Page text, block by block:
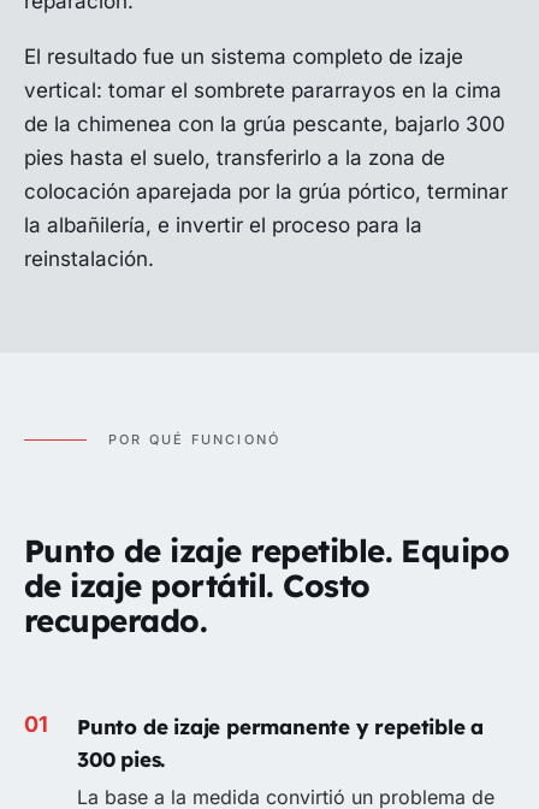
El resultado fue un sistema completo de izaje
vertical: tomar el sombrete pararrayos en la cima
de la chimenea con la grúa pescante, bajarlo 300
pies hasta el suelo, transferirlo a la zona de
colocación aparejada por la grúa pórtico, terminar
la albañilería, e invertir el proceso para la
reinstalación.
POR QUÉ FUNCIONÓ
Punto de izaje repetible. Equipo
de izaje portátil. Costo
recuperado.
Punto de izaje permanente y repetible a
300 pies.
La base a la medida convirtió un problema de